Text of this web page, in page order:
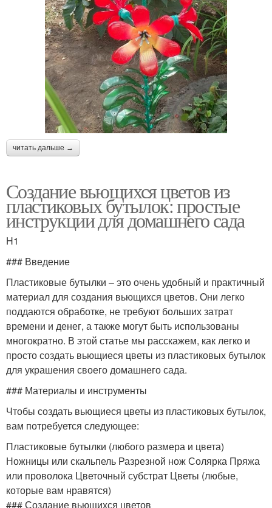
читать дальше →
Создание вьющихся цветов из
пластиковых бутылок: простые
инструкции для домашнего сада
H1
### Введение
Пластиковые бутылки – это очень удобный и практичный
материал для создания вьющихся цветов. Они легко
поддаются обработке, не требуют больших затрат
времени и денег, а также могут быть использованы
многократно. В этой статье мы расскажем, как легко и
просто создать вьющиеся цветы из пластиковых бутылок
для украшения своего домашнего сада.
### Материалы и инструменты
Чтобы создать вьющиеся цветы из пластиковых бутылок,
вам потребуется следующее:
Пластиковые бутылки (любого размера и цвета)
Ножницы или скальпель Разрезной нож Солярка Пряжа
или проволока Цветочный субстрат Цветы (любые,
которые вам нравятся)
### Создание вьющихся цветов